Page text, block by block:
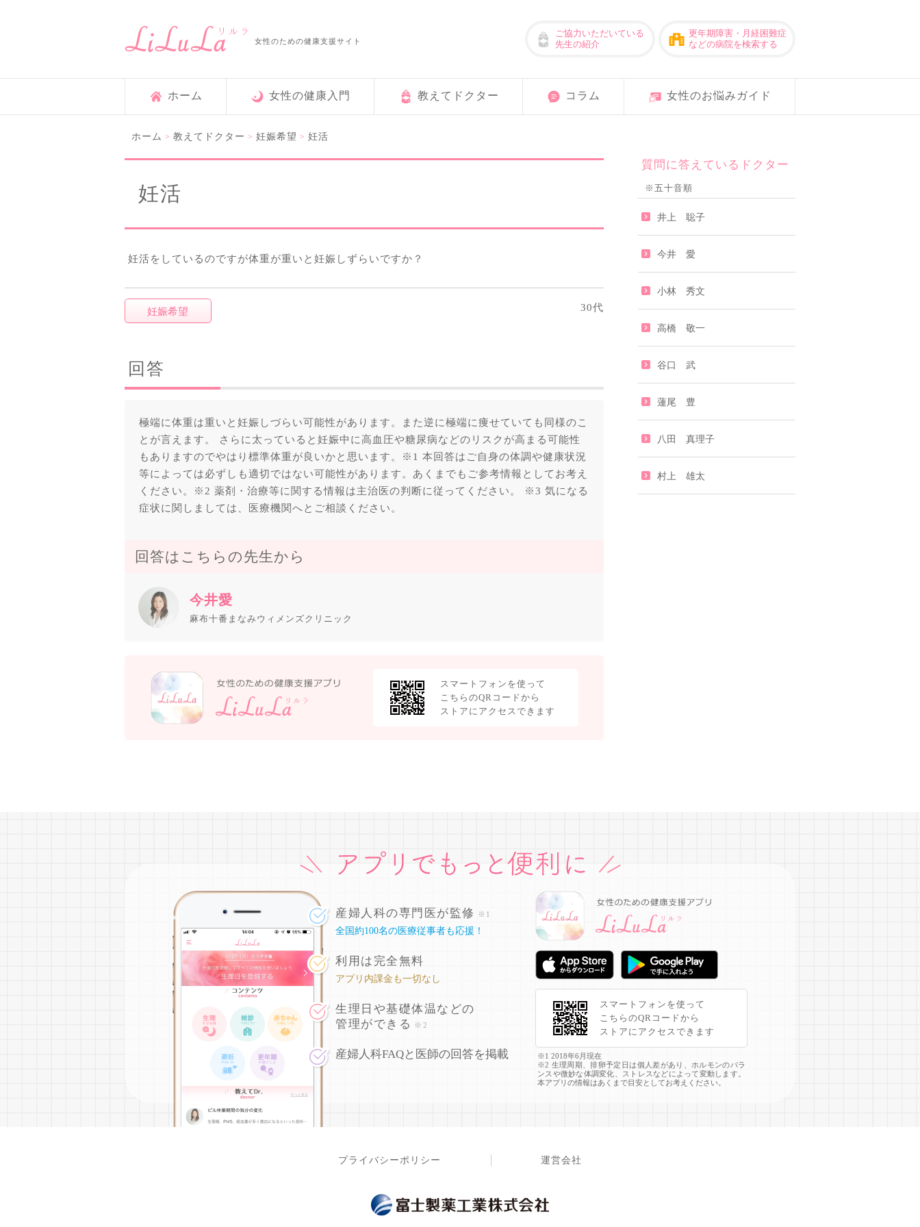
女性のための健康支援サイト
ご協力いただいている
先生の紹介
更年期障害・月経困難症
などの病院を検索する
ホーム 女性の健康入門 教えてドクター コラム 女性のお悩みガイド
ホーム > 教えてドクター > 妊娠希望 > 妊活
妊活
妊活をしているのですが体重が重いと妊娠しずらいですか？
妊娠希望 30代
回答
極端に体重は重いと妊娠しづらい可能性があります。また逆に極端に痩せていても同様のこ
とが言えます。 さらに太っていると妊娠中に高血圧や糖尿病などのリスクが高まる可能性
もありますのでやはり標準体重が良いかと思います。※1 本回答はご自身の体調や健康状況
等によっては必ずしも適切ではない可能性があります。あくまでもご参考情報としてお考え
ください。※2 薬剤・治療等に関する情報は主治医の判断に従ってください。 ※3 気になる
症状に関しましては、医療機関へとご相談ください。
回答はこちらの先生から
今井愛
麻布十番まなみウィメンズクリニック
スマートフォンを使って
こちらのQRコードから
ストアにアクセスできます
質問に答えているドクター
※五十音順
井上 聡子
今井 愛
小林 秀文
高橋 敬一
谷口 武
蓮尾 豊
八田 真理子
村上 雄太
産婦人科の専門医が監修 ※1
全国約100名の医療従事者も応援！
利用は完全無料
アプリ内課金も一切なし
生理日や基礎体温などの
管理ができる
※2
産婦人科FAQと医師の回答を掲載
スマートフォンを使って
こちらのQRコードから
ストアにアクセスできます
※1 2018年6月現在
※2 生理周期、排卵予定日は個人差があり、ホルモンのバラ
ンスや微妙な体調変化、ストレスなどによって変動します。
本アプリの情報はあくまで目安としてお考えください。
プライバシーポリシー 運営会社